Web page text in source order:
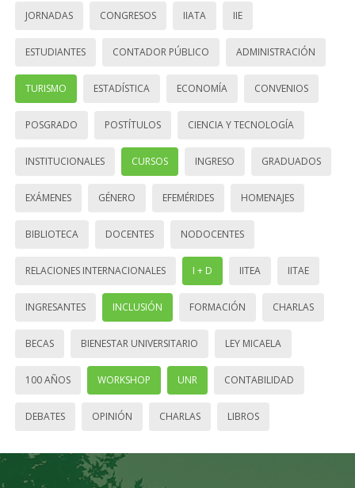
JORNADAS CONGRESOS IIATA IIE
ESTUDIANTES CONTADOR PÚBLICO ADMINISTRACIÓN
TURISMO ESTADÍSTICA ECONOMÍA CONVENIOS
POSGRADO POSTÍTULOS CIENCIA Y TECNOLOGÍA
INSTITUCIONALES CURSOS INGRESO GRADUADOS
EXÁMENES GÉNERO EFEMÉRIDES HOMENAJES
BIBLIOTECA DOCENTES NODOCENTES
RELACIONES INTERNACIONALES I + D IITEA IITAE
INGRESANTES INCLUSIÓN FORMACIÓN CHARLAS
BECAS BIENESTAR UNIVERSITARIO LEY MICAELA
100 AÑOS WORKSHOP UNR CONTABILIDAD
DEBATES OPINIÓN CHARLAS LIBROS